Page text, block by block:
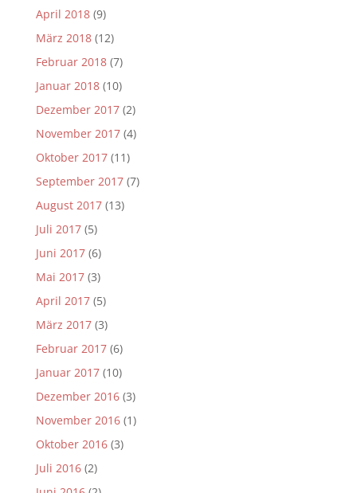
April 2018(9)
März 2018(12)
Februar 2018(7)
Januar 2018(10)
Dezember 2017(2)
November 2017(4)
Oktober 2017(11)
September 2017(7)
August 2017(13)
Juli 2017(5)
Juni 2017(6)
Mai 2017(3)
April 2017(5)
März 2017(3)
Februar 2017(6)
Januar 2017(10)
Dezember 2016(3)
November 2016(1)
Oktober 2016(3)
Juli 2016(2)